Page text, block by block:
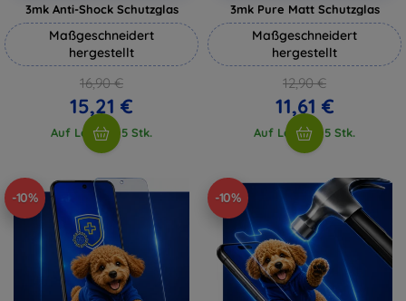
3mk Anti-Shock Schutzglas
Maßgeschneidert
hergestellt
16,90 €
15,21 €
Auf Lager > 5 Stk.
3mk Pure Matt Schutzglas
Maßgeschneidert
hergestellt
12,90 €
11,61 €
Auf Lager > 5 Stk.
-10% -10%